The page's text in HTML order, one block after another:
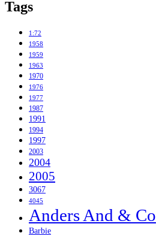
Tags
1:72
1958
1959
1963
1970
1976
1977
1987
1991
1994
1997
2003
2004
2005
3067
4045
Anders And & Co
Barbie